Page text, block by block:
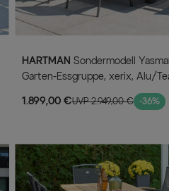
HARTMAN
Garten-Essgruppe, xerix, Alu/
240x100cm, 4 Stapel-, 2
1.899,00 €UVP 2.949,00 € -36%